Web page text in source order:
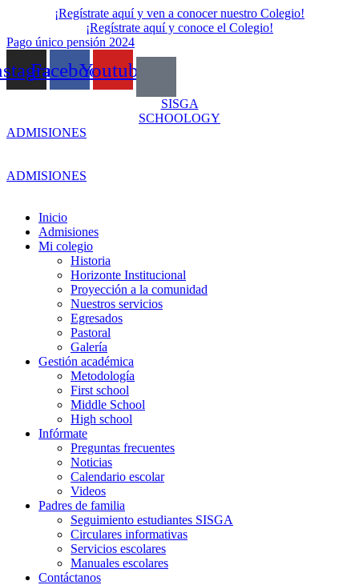
content
¡Regístrate aquí y ven a conocer nuestro Colegio!
¡Regístrate aquí y conoce el Colegio!
Pago único pensión 2024
FacebookYoutube
SISGA
SCHOOLOGY
ADMISIONES
ADMISIONES
Inicio
Admisiones
Mi colegio
Historia
Horizonte Institucional
Proyección a la comunidad
Nuestros servicios
Egresados
Pastoral
Galería
Gestión académica
Metodología
First school
Middle School
High school
Infórmate
Preguntas frecuentes
Noticias
Calendario escolar
Videos
Padres de familia
Seguimiento estudiantes SISGA
Circulares informativas
Servicios escolares
Manuales escolares
Contáctanos